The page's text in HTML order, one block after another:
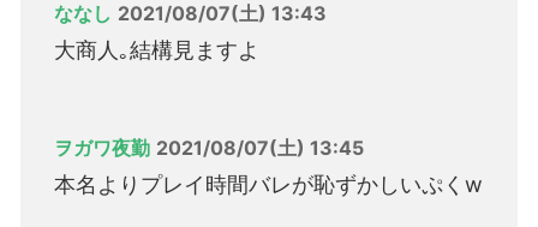
ななし 2021/08/07(土) 13:43
大商人｡結構見ますよ
ヲガワ夜勤 2021/08/07(土) 13:45
本名よりプレイ時間バレが恥ずかしいぷくw